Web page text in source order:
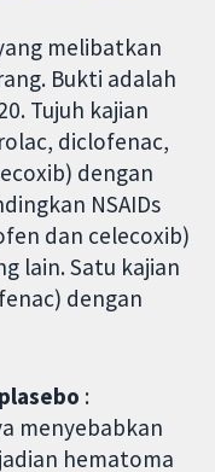
melibatkan
Bukti adalah
Tujuh kajian
diclofenac,
dengan
NSAIDs
dan celecoxib)
lain. Satu kajian
dengan
:
menyebabkan
hematoma